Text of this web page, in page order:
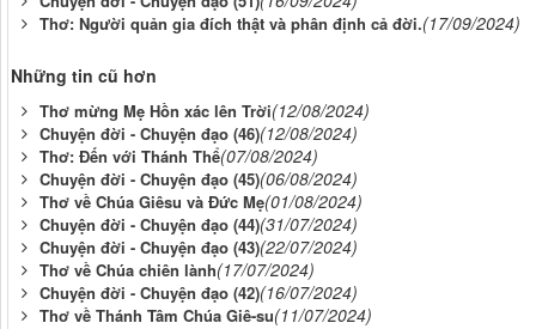
Thơ: Người quản gia đích thật và phân định cả đời.(17/09/2024)
Những tin cũ hơn
Thơ mừng Mẹ Hồn xác lên Trời(12/08/2024)
Chuyện đời - Chuyện đạo (46)(12/08/2024)
Thơ: Đến với Thánh Thể(07/08/2024)
Chuyện đời - Chuyện đạo (45)(06/08/2024)
Thơ về Chúa Giêsu và Đức Mẹ(01/08/2024)
Chuyện đời - Chuyện đạo (44)(31/07/2024)
Chuyện đời - Chuyện đạo (43)(22/07/2024)
Thơ về Chúa chiên lành(17/07/2024)
Chuyện đời - Chuyện đạo (42)(16/07/2024)
Thơ về Thánh Tâm Chúa Giê-su(11/07/2024)